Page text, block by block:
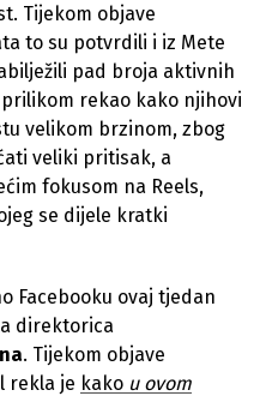
Tijekom objave
to su potvrdili i iz Mete
pad broja aktivnih
rekao kako njihovi
velikom brzinom, zbog
veliki pritisak, a
fokusom na Reels,
se dijele kratki
Facebooku ovaj tjedan
direktorica
. Tijekom objave
rekla je kako u ovom